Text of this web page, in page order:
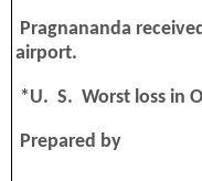
Pragnananda
airport.
*U. S. Worst loss in
Prepared by